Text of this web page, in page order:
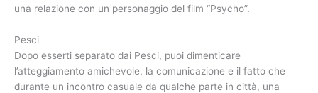
una relazione con un personaggio del film “Psycho”.
Pesci
Dopo esserti separato dai Pesci, puoi dimenticare
l’atteggiamento amichevole, la comunicazione e il fatto che
durante un incontro casuale da qualche parte in città, una